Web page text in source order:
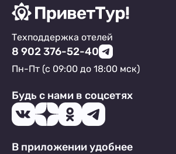
Техподдержка отелей
8 902 376-52-40
Пн-Пт (с 09:00 до 18:00 мск)
Будь с нами в соцсетях
В приложении удобнее